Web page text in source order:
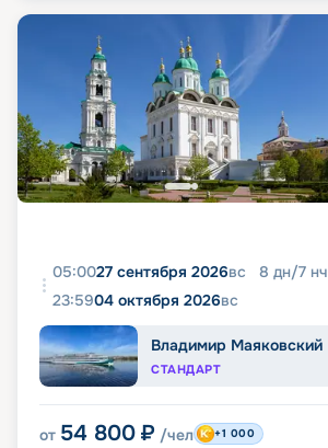
05:0027 сентября 2026вс 8 дн/7 нч
23:5904 октября 2026вс
Владимир Маяковский
СТАНДАРТ
от 54 800 ₽ /чел +1 000